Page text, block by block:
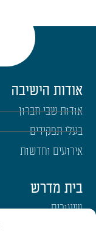
אודות הישיבה
אודות שבי חברון
בעלי תפקידים
אירועים וחדשות
בית מדרש
שיעורים